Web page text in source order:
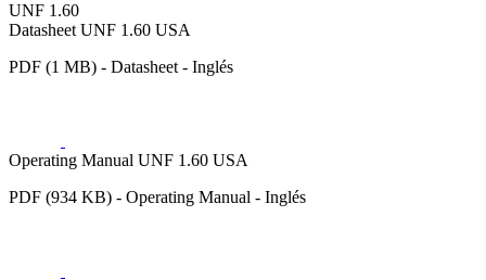
UNF 1.60
Datasheet UNF 1.60 USA
PDF (1 MB) - Datasheet - Inglés
Operating Manual UNF 1.60 USA
PDF (934 KB) - Operating Manual - Inglés